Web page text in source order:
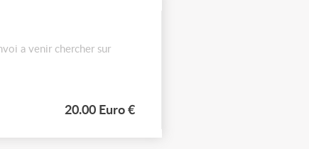
a venir chercher sur
20.00 Euro €